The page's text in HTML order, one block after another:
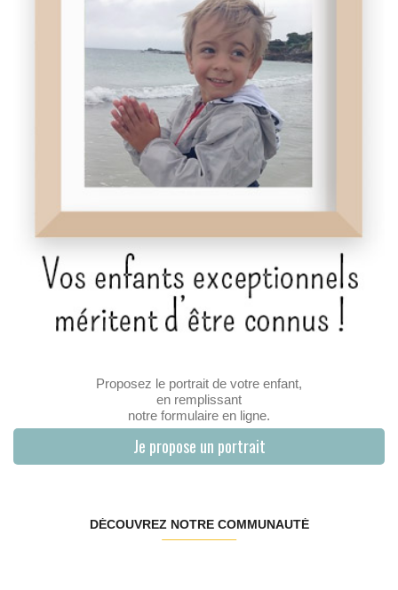
Proposez le portrait de votre enfant,
en remplissant
notre formulaire en ligne.
Je propose un portrait
DÉCOUVREZ NOTRE COMMUNAUTÉ